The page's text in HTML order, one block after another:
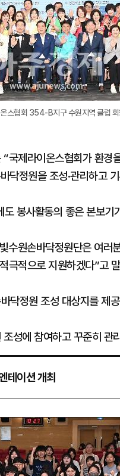
스협회 354-B지구 수원지역 클럽
제라이온스협회가 환경
닥정원을 조성·관리하고
봉사활동의 좋은 본보기
수원손바닥정원단은 여
극적으로 지원하겠다”고
정원 조성 대상지를 제
성에 참여하고 꾸준히 관
테이션 개최